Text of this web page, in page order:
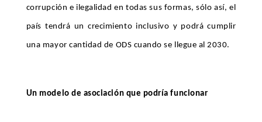
corrupción e ilegalidad en todas sus formas, sólo así, el
país tendrá un crecimiento inclusivo y podrá cumplir
una mayor cantidad de ODS cuando se llegue al 2030.
Un modelo de asociación que podría funcionar